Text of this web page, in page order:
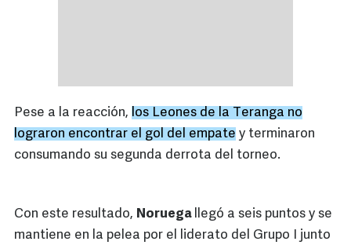
Pese a la reacción, los Leones de la Teranga no
lograron encontrar el gol del empate y terminaron
consumando su segunda derrota del torneo.
Con este resultado, Noruega llegó a seis puntos y se
mantiene en la pelea por el liderato del Grupo I junto